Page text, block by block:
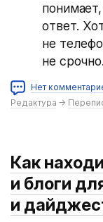
ответ.
не
не срочно.
Нет
Редактура →
Как
и блоги
и